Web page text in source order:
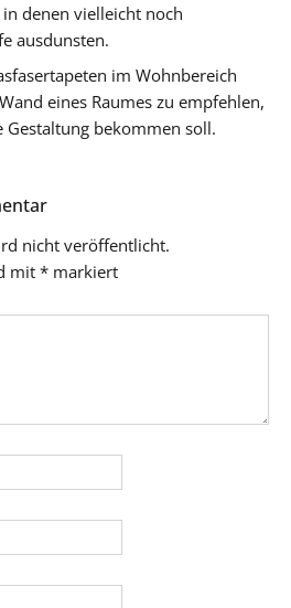
denen vielleicht noch
ausdunsten.
im Wohnbereich
eines Raumes zu empfehlen,
Gestaltung bekommen soll.
nicht veröffentlicht.
mit * markiert